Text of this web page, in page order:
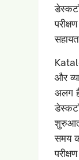
और
अलग
शुरुआत
समय